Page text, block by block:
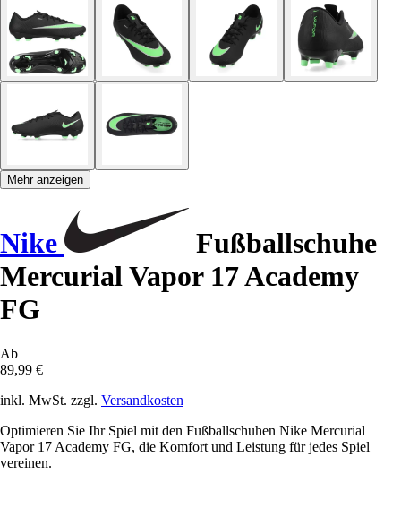
Mehr anzeigen
Nike
Fußballschuhe
Mercurial Vapor 17 Academy
FG
Ab
89,99 €
inkl. MwSt. zzgl. Versandkosten
Optimieren Sie Ihr Spiel mit den Fußballschuhen Nike Mercurial
Vapor 17 Academy FG, die Komfort und Leistung für jedes Spiel
vereinen.